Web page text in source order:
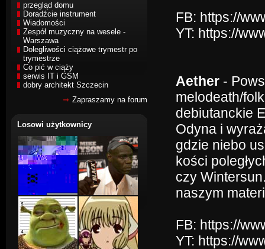
przegląd domu
Doradźcie instrument
Wiadomości
Zespół muzyczny na wesele -
Warszawa
Dolegliwości ciążowe trymestr po
trymestrze
Co pić w ciąży
serwis IT i GSM
dobry architekt Szczecin
Zapraszamy na forum
Losowi użytkownicy
FB: https://
YT: https://
Aether -
melodeath/
debiutanckie
Odyna i
gdzie niebo
kości
czy
naszym
FB: https://
YT: https://